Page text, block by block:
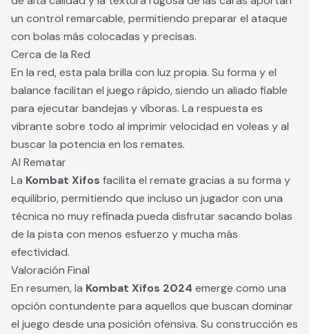
un control remarcable, permitiendo preparar el ataque
con bolas más colocadas y precisas.
Cerca de la Red
En la red, esta pala brilla con luz propia. Su forma y el
balance facilitan el juego rápido, siendo un aliado fiable
para ejecutar bandejas y víboras. La respuesta es
vibrante sobre todo al imprimir velocidad en voleas y al
buscar la potencia en los remates.
Al Rematar
La Kombat Xifos facilita el remate gracias a su forma y
equilibrio, permitiendo que incluso un jugador con una
técnica no muy refinada pueda disfrutar sacando bolas
de la pista con menos esfuerzo y mucha más
efectividad.
Valoración Final
En resumen, la Kombat Xifos 2024 emerge como una
opción contundente para aquellos que buscan dominar
el juego desde una posición ofensiva. Su construcción es